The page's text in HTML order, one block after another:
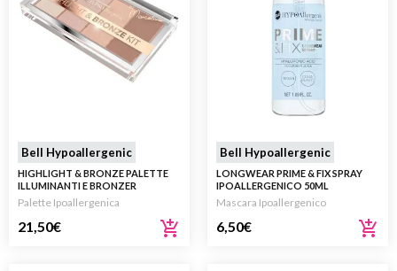
Bell Hypoallergenic
HIGHLIGHT & BRONZE PALETTE
ILLUMINANTI E BRONZER
Palette Ipoallergenica
21,50€
Bell Hypoallergenic
LONGWEAR PRIME & FIX SPRAY
IPOALLERGENICO 50ML
Mascara Ipoallergenico
6,50€